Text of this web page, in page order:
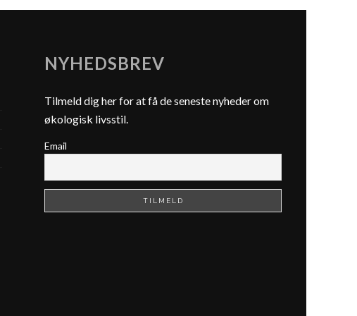
NYHEDSBREV
Tilmeld dig her for at få de seneste nyheder om
økologisk livsstil.
Email